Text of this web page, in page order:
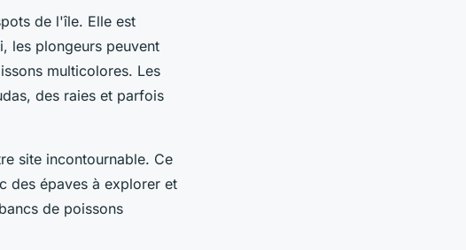
de l'île. Elle est
les plongeurs peuvent
multicolores. Les
des raies et parfois
site incontournable. Ce
des épaves à explorer et
de poissons